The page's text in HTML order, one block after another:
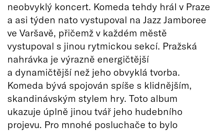
neobvyklý koncert. Komeda tehdy hrál v Praze
a asi týden nato vystupoval na Jazz Jamboree
ve Varšavě, přičemž v každém městě
vystupoval s jinou rytmickou sekcí. Pražská
nahrávka je výrazně energičtější
a dynamičtější než jeho obvyklá tvorba.
Komeda bývá spojován spíše s klidnějším,
skandinávským stylem hry. Toto album
ukazuje úplně jinou tvář jeho hudebního
projevu. Pro mnohé posluchače to bylo